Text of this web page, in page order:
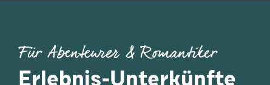
Für Abenteurer & Romantiker